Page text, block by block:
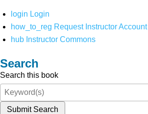
login Login
how_to_reg Request Instructor Account
hub Instructor Commons
Search
Search this book
Submit Search